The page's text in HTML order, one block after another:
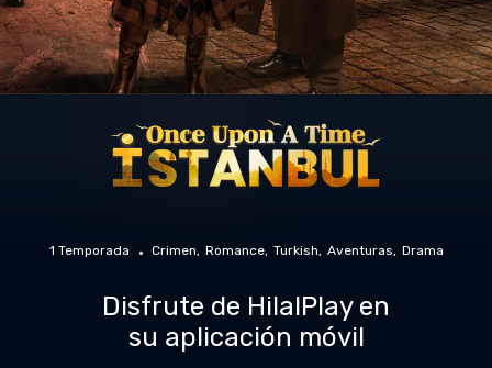
1 Temporada Crimen Romance Turkish Aventuras Drama
Disfrute de HilalPlay en
su aplicación móvil